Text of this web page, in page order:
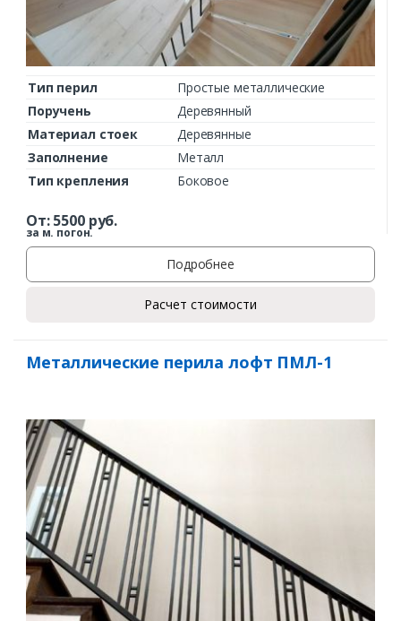
Тип перил
Простые металлические
Поручень
Деревянный
Материал стоек
Деревянные
Заполнение
Металл
Тип крепления
Боковое
От:5500руб.
за м. погон.
Подробнее
Расчет стоимости
Металлические перила лофт ПМЛ-1